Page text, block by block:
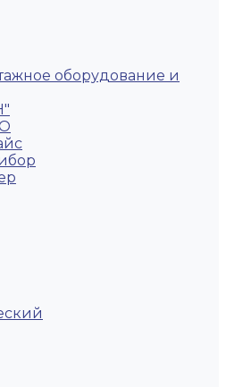
оборудование и